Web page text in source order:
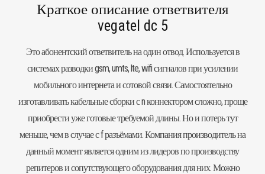
Краткое описание ответвителя
vegatel dc 5
Это абонентский ответвитель на один отвод. Используется в
системах разводки gsm, umts, lte, wifi сигналов при усилении
мобильного интернета и сотовой связи. Самостоятельно
изготавливать кабельные сборки с n коннектором сложно, проще
приобрести уже готовые требуемой длины. Но и потерь тут
меньше, чем в случае с f разъёмами. Компания производитель на
данный момент является одним из лидеров по производству
репитеров и сопутствующего оборудования для них. Можно